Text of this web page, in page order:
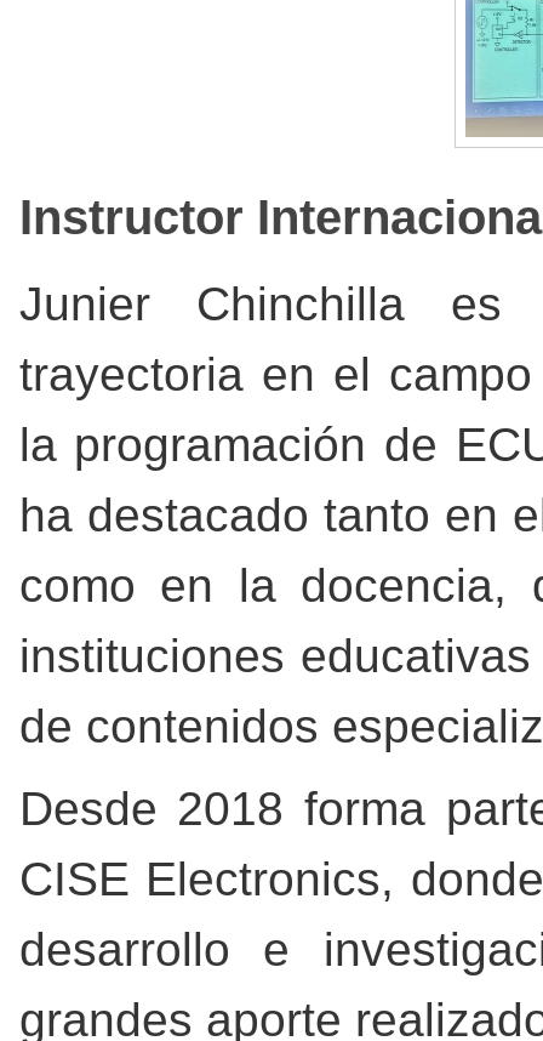
Instructor
Junier Chinchilla es
trayectoria en el
la programación de
ha destacado tanto en
como en la docencia,
instituciones
de contenidos
Desde 2018 forma
CISE Electronics,
desarrollo e
grandes aporte